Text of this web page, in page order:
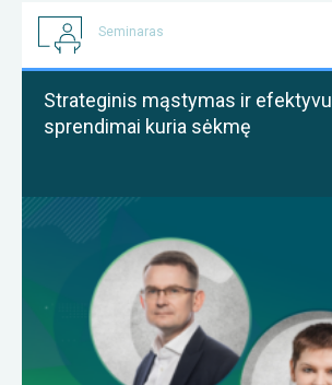
Seminaras
Strateginis mąstymas ir
sprendimai kuria sėkmę